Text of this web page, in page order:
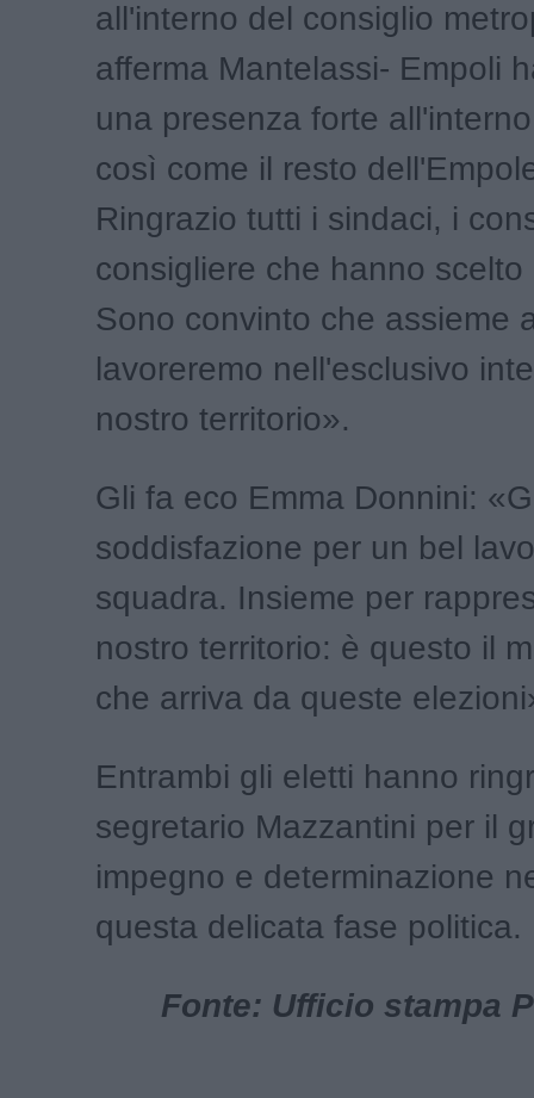
all'interno del consiglio
afferma Mantelassi- Empoli
una presenza forte
così come il resto
Ringrazio tutti i sindaci, i
consigliere che hanno scelto
Sono convinto che assieme
lavoreremo nell'esclusivo
nostro territorio».
Gli fa eco Emma Donnini:
soddisfazione per un bel
squadra. Insieme per
nostro territorio: è questo il
che arriva da queste
Entrambi gli eletti hanno
segretario Mazzantini per il
impegno e determinazione
questa delicata fase politica.
Fonte: Ufficio stampa